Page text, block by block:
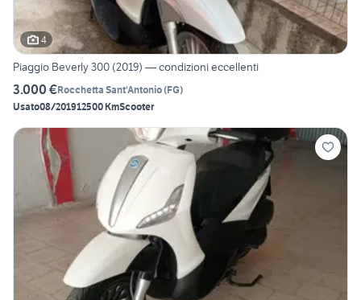
4
Piaggio Beverly 300 (2019) — condizioni eccellenti
3.000 €Rocchetta Sant'Antonio(FG)
Usato08/201912500 KmScooter